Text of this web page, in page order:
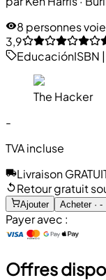
8 personnes
3,9
EducaciónISBN |
The Hacker
-
TVA incluse
Livraison
Retour gratuit
Ajouter Acheter · -
Payer avec :
Offres